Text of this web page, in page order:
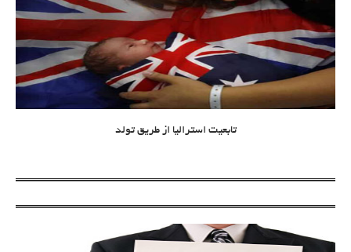
تابعیت استرالیا از طریق تولد